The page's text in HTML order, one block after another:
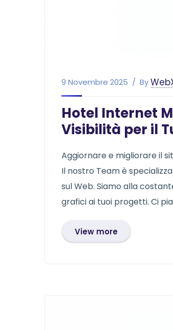
9 Novembre 2025 By
Hotel Internet
Visibilità per il
Aggiornare e migliorare il
Il nostro Team è
sul Web. Siamo alla
grafici ai tuoi progetti. Ci
View more